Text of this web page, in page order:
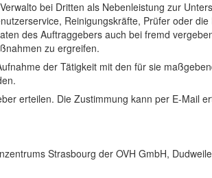
bei Dritten als Nebenleistung zur
Reinigungskräfte, Prüfer oder die
des Auftraggebers auch bei fremd
zu ergreifen.
der Tätigkeit mit den für sie
erteilen. Die Zustimmung kann per E-Mail
Strasbourg der OVH GmbH,